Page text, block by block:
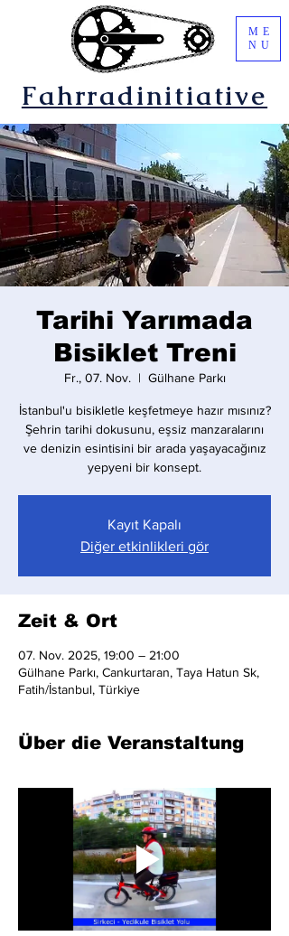
Fahrradinitiative
ME
NU
Tarihi Yarımada
Bisiklet Treni
Fr., 07. Nov.
  |
Gülhane Parkı
İstanbul'u bisikletle keşfetmeye hazır mısınız?
Şehrin tarihi dokusunu, eşsiz manzaralarını
ve denizin esintisini bir arada yaşayacağınız
yepyeni bir konsept.
Kayıt Kapalı
Diğer etkinlikleri gör
Zeit & Ort
07. Nov. 2025, 19:00 – 21:00
Gülhane Parkı, Cankurtaran, Taya Hatun Sk,
Fatih/İstanbul, Türkiye
Über die Veranstaltung